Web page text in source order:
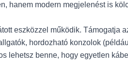
hanem modern megjelenést is
eszközzel működik. Támogatja
hordozható konzolok
lehetsz benne, hogy egyetlen